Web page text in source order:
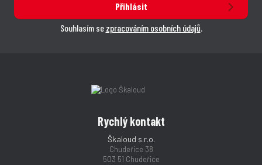
Přihlásit
Souhlasím se zpracováním osobních údajů.
Rychlý kontakt
Škaloud s.r.o.
Chudeřice 38
503 51 Chudeřice